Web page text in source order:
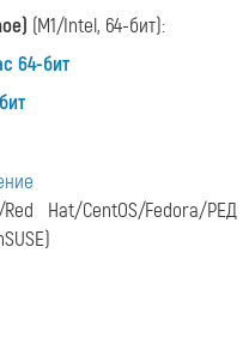
(M1/Intel, 64-бит):
64-бит
Hat/CentOS/Fedora/РЕД